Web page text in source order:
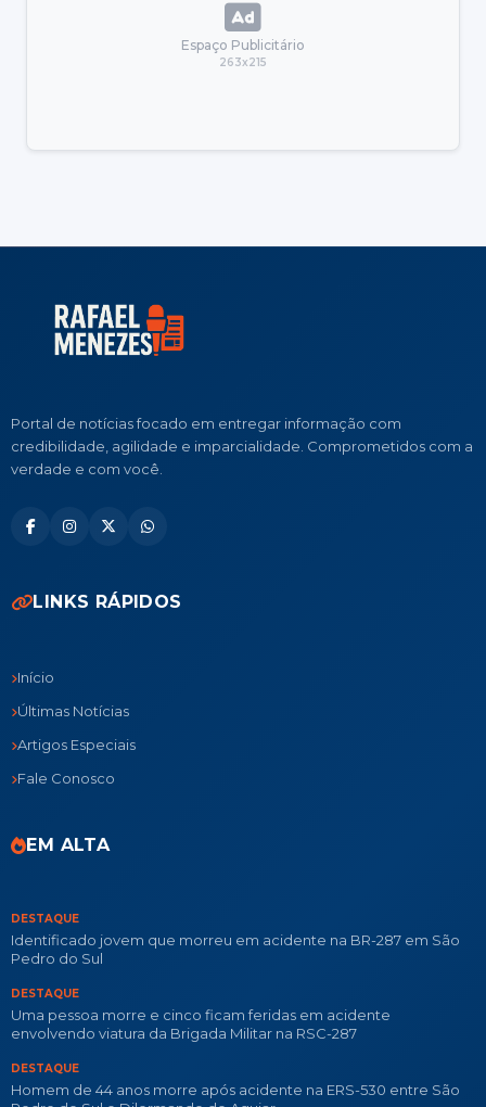
Espaço Publicitário
263x215
Portal de notícias focado em entregar informação com
credibilidade, agilidade e imparcialidade. Comprometidos com a
verdade e com você.
LINKS RÁPIDOS
Início
Últimas Notícias
Artigos Especiais
Fale Conosco
EM ALTA
DESTAQUE
Identificado jovem que morreu em acidente na BR-287 em São
Pedro do Sul
DESTAQUE
Uma pessoa morre e cinco ficam feridas em acidente
envolvendo viatura da Brigada Militar na RSC-287
DESTAQUE
Homem de 44 anos morre após acidente na ERS-530 entre São